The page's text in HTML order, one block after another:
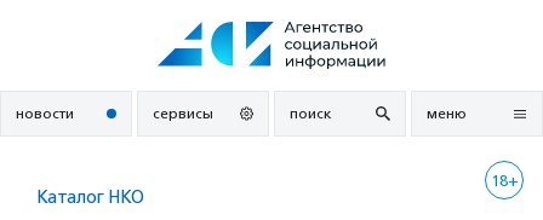
новости сервисы поиск меню
18+
Каталог НКО